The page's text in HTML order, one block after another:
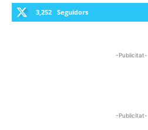
3,252 Seguidors
-Publicitat-
-Publicitat-